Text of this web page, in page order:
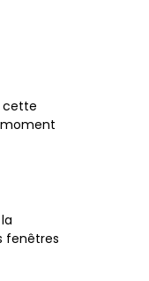
cette
moment
fenêtres